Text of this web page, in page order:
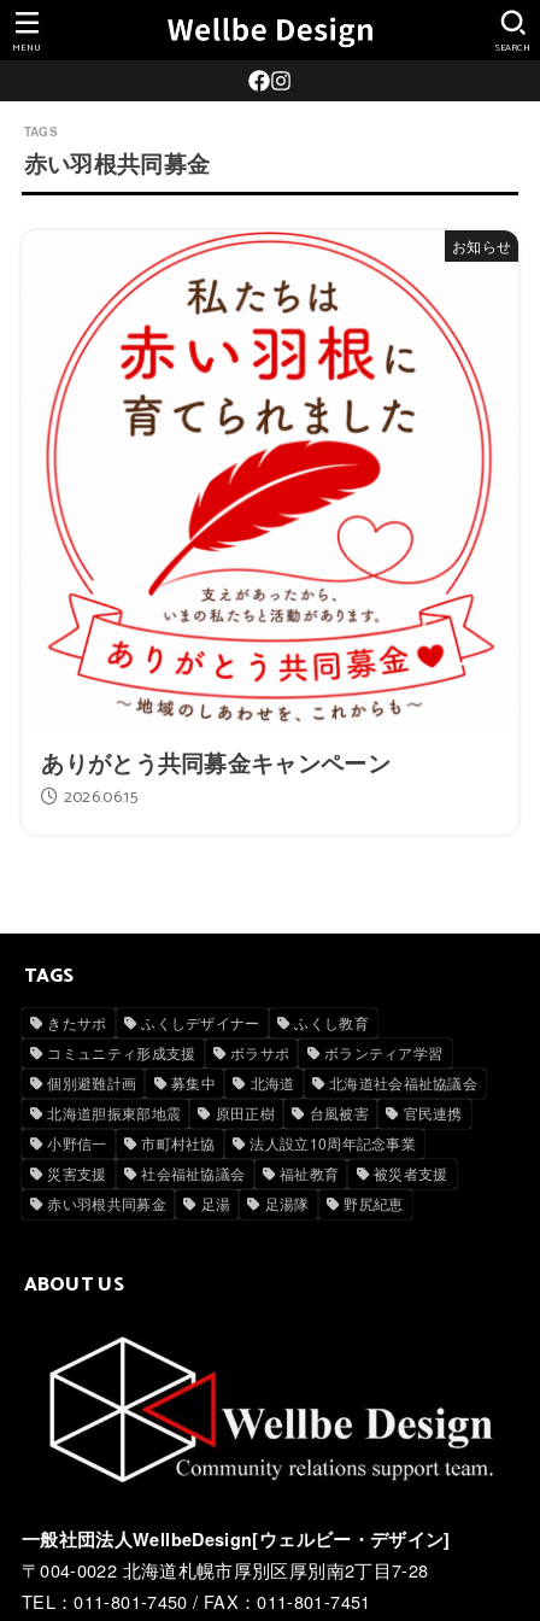
SEARCH
MENU
赤い羽根共同募金
お知らせ
ありがとう共同募金キャンペーン
2026.06.15
TAGS
きたサポ ふくしデザイナー
ふくし教育
コミュニティ形成支援
ボラサポ
ボランティア学習
個別避難計画
募集中 北海道
北海道社会福祉協議会
北海道胆振東部地震
原田正樹 台風被害
官民連携
小野信一
市町村社協
法人設立10周年記念事業
災害支援
社会福祉協議会 福祉教育
被災者支援
赤い羽根共同募金
足湯 足湯隊 野尻紀恵
ABOUT US
一般社団法人WellbeDesign[ウェルビー・デザイン]
〒004-0022 北海道札幌市厚別区厚別南2丁目7-28
TEL：011-801-7450 / FAX：011-801-7451